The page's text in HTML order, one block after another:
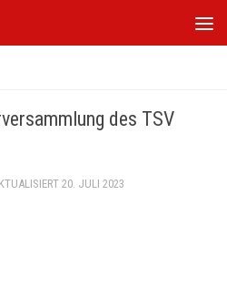
des TSV
20. JULI 2023